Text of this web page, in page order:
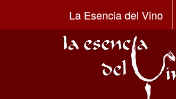
La Esencia del Vino